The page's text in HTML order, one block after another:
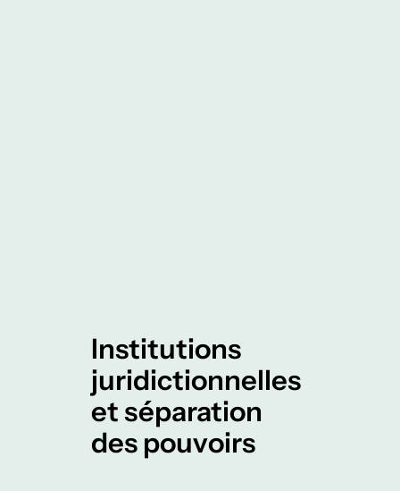
Institutions
juridictionnelles
et séparation
des pouvoirs